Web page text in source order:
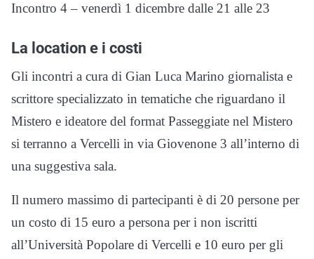
Incontro 4 – venerdì 1 dicembre dalle 21 alle 23
La location e i costi
Gli incontri a cura di Gian Luca Marino giornalista e
scrittore specializzato in tematiche che riguardano il
Mistero e ideatore del format Passeggiate nel Mistero
si terranno a Vercelli in via Giovenone 3 all’interno di
una suggestiva sala.
Il numero massimo di partecipanti è di 20 persone per
un costo di 15 euro a persona per i non iscritti
all’Università Popolare di Vercelli e 10 euro per gli